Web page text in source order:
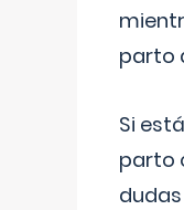
parto
Si
parto